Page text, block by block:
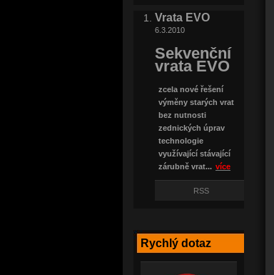
Vrata EVO
6.3.2010
Sekvenční
vrata EVO
zcela nové řešení
výměny starých vrat
bez nutnosti
zednických úprav
technologie
využívající stávající
zárubně vrat... více
RSS
Rychlý dotaz